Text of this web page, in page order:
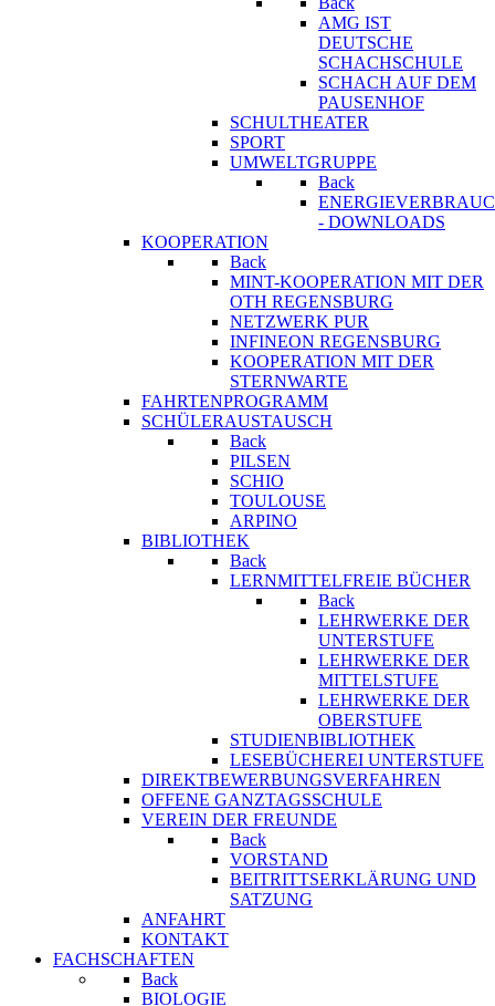
AMG IST
DEUTSCHE
SCHACHSCHULE
SCHACH AUF DEM
PAUSENHOF
SCHULTHEATER
SPORT
UMWELTGRUPPE
Back
- DOWNLOADS
KOOPERATION
Back
MINT-KOOPERATION MIT DER
OTH REGENSBURG
NETZWERK PUR
INFINEON REGENSBURG
KOOPERATION MIT DER
STERNWARTE
FAHRTENPROGRAMM
SCHÜLERAUSTAUSCH
Back
PILSEN
SCHIO
TOULOUSE
ARPINO
BIBLIOTHEK
Back
LERNMITTELFREIE BÜCHER
Back
LEHRWERKE DER
UNTERSTUFE
LEHRWERKE DER
MITTELSTUFE
LEHRWERKE DER
OBERSTUFE
STUDIENBIBLIOTHEK
LESEBÜCHEREI UNTERSTUFE
DIREKTBEWERBUNGSVERFAHREN
OFFENE GANZTAGSSCHULE
VEREIN DER FREUNDE
Back
VORSTAND
BEITRITTSERKLÄRUNG UND
SATZUNG
ANFAHRT
KONTAKT
FACHSCHAFTEN
Back
BIOLOGIE